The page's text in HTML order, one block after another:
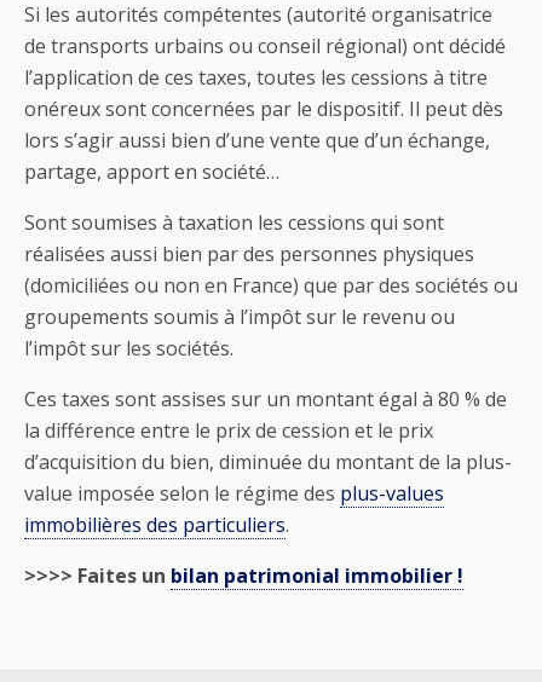
Si les autorités compétentes (autorité organisatrice
de transports urbains ou conseil régional) ont décidé
l’application de ces taxes, toutes les cessions à titre
onéreuxsont concernées par le dispositif. Il peut dès
lors s’agir aussi bien d’une vente que d’un échange,
partage, apport en société…
Sont soumises à taxation les cessions qui sont
réalisées aussi bien par des personnes physiques
(domiciliées ou non en France) que par des sociétés ou
groupements soumis à l’impôt sur le revenu ou
l’impôt sur les sociétés.
Ces taxes sontassises sur un montant égal à 80 % de
la différence entre le prix de cession et le prix
d’acquisition du bien, diminuée du montant de la plus-
value imposée selon le régime des plus-values
immobilières des particuliers.
>>>> Faites un bilan patrimonial immobilier !